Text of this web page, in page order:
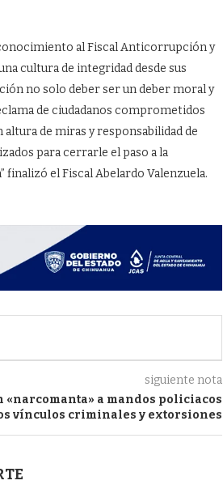
al Fiscal Anticorrupción y
cultura de integridad desde sus
no solo deber ser un deber moral y
de ciudadanos comprometidos
de miras y responsabilidad de
para cerrarle el paso a la
el Fiscal Abelardo Valenzuela.
siguiente nota
«narcomanta» a mandos policiacos
vínculos criminales y extorsiones